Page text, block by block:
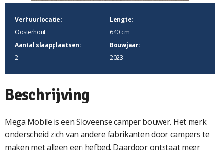
Verhuurlocatie:
Oosterhout
Lengte:
640 cm
Aantal slaapplaatsen:
2
Bouwjaar:
2023
Beschrijving
Mega Mobile is een Sloveense camper bouwer. Het merk
onderscheid zich van andere fabrikanten door campers te
maken met alleen een hefbed. Daardoor ontstaat meer